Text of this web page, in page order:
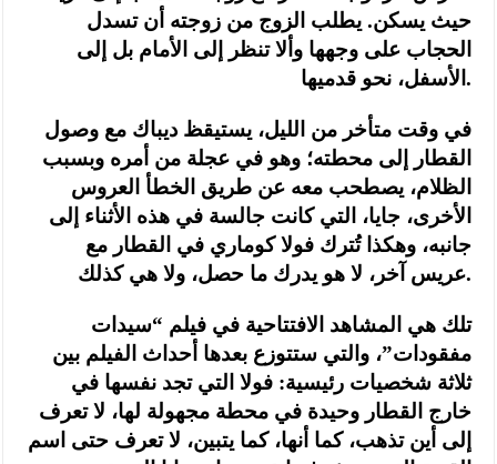
حيث يسكن. يطلب الزوج من زوجته أن تسدل
الحجاب على وجهها وألا تنظر إلى الأمام بل إلى
الأسفل، نحو قدميها.
في وقت متأخر من الليل، يستيقظ ديباك مع وصول
القطار إلى محطته؛ وهو في عجلة من أمره وبسبب
الظلام، يصطحب معه عن طريق الخطأ العروس
الأخرى، جايا، التي كانت جالسة في هذه الأثناء إلى
جانبه، وهكذا تُترك فولا كوماري في القطار مع
عريس آخر، لا هو يدرك ما حصل، ولا هي كذلك.
تلك هي المشاهد الافتتاحية في فيلم “سيدات
مفقودات”، والتي ستتوزع بعدها أحداث الفيلم بين
ثلاثة شخصيات رئيسية: فولا التي تجد نفسها في
خارج القطار وحيدة في محطة مجهولة لها، لا تعرف
إلى أين تذهب، كما أنها، كما يتبين، لا تعرف حتى اسم